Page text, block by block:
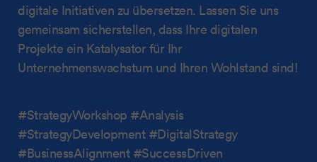
digitale Initiativen zu übersetzen. Lassen Sie uns
gemeinsam sicherstellen, dass Ihre digitalen
Projekte ein Katalysator für Ihr
Unternehmenswachstum und Ihren Wohlstand sind!
#StrategyWorkshop #Analysis
#StrategyDevelopment #DigitalStrategy
#BusinessAlignment #SuccessDriven